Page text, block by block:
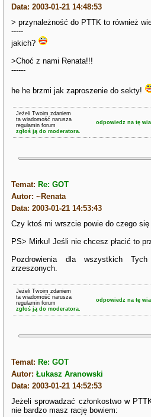
Data: 2003-01-21 14:48:53
> przynależność do PTTK to również
-----
jakich?
>Choć z nami Renata!!!
------
he he brzmi jak zaproszenie do sekty!
Jeżeli Twoim zdaniem
ta wiadomość narusza
regulamin forum
zgłoś ją do moderatora.
odpowiedz na tę
Temat: Re: GOT
Autor: ~Renata
Data: 2003-01-21 14:53:43
Czy ktoś mi wrszcie powie do czego
PS> Mirku! Jeśli nie chcesz płacić to
Pozdrowienia dla wszystkich
zrzeszonych.
Jeżeli Twoim zdaniem
ta wiadomość narusza
regulamin forum
zgłoś ją do moderatora.
odpowiedz na tę
Temat: Re: GOT
Autor:Łukasz Aranowski
Data: 2003-01-21 14:52:53
Jeżeli sprowadzać członkostwo w
nie bardzo masz rację bowiem: